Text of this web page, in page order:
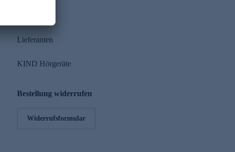
Lieferanten
KIND Hörgeräte
Bestellung widerrufen
Widerrufsformular